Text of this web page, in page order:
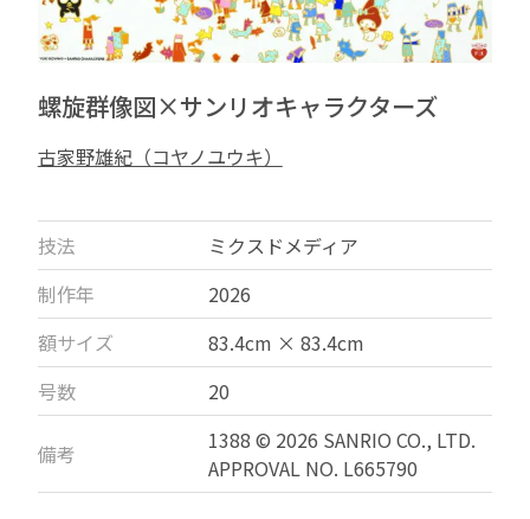
螺旋群像図×サンリオキャラクターズ
古家野雄紀（コヤノユウキ）
技法
ミクスドメディア
制作年
2026
額サイズ
83.4cm × 83.4cm
号数
20
備考
1388 © 2026 SANRIO CO., LTD.
APPROVAL NO. L665790